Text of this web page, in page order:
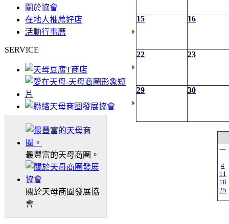
關於協會
在地人推薦好店
活動行事曆
SERVICE
最豐富的天母商圈。
關於天母商圈發展協
會
15 16
22 23
29 30
一
4
11
18
25